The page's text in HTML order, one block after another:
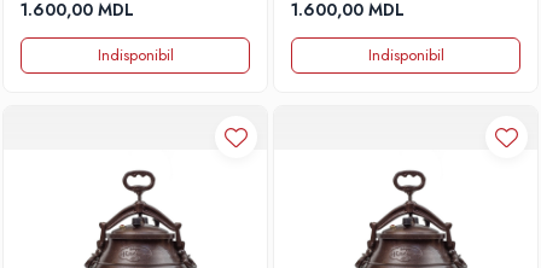
1.600,00 MDL
Indisponibil
1.600,00 MDL
Indisponibil